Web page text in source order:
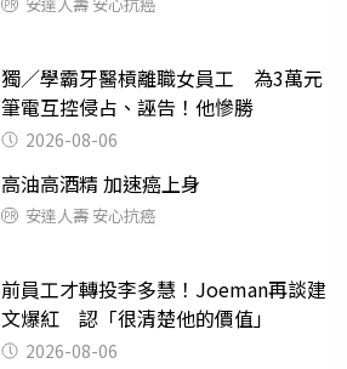
獨／學霸牙醫槓離職女員工 為3萬元
筆電互控侵占、誣告！他慘勝
2026-08-06
高油高酒精 加速癌上身
安達人壽 安心抗癌
前員工才轉投李多慧！Joeman再談建
文爆紅 認「很清楚他的價值」
2026-08-06